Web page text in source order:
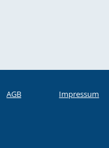
AGB Impressum